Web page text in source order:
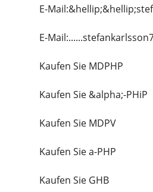
E-
E-
Kaufen Sie MDPHP
Kaufen Sie &alpha;-PHiP
Kaufen Sie MDPV
Kaufen Sie a-PHP
Kaufen Sie GHB